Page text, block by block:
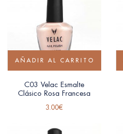
AÑADIR AL CARRITO
C03 Velac Esmalte
Clásico Rosa Francesa
3.00€